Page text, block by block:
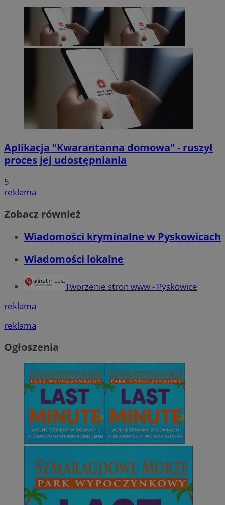
Aplikacja "Kwarantanna domowa" - ruszył
proces jej udostępniania
5
reklama
Zobacz również
Wiadomości kryminalne w Pyskowicach
Wiadomości lokalne
Tworzenie stron www - Pyskowice
reklama
reklama
Ogłoszenia